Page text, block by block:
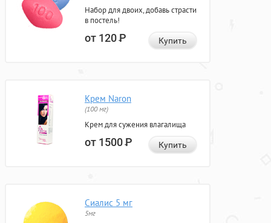
Набор для двоих, добавь страсти
в постель!
от 120Р Купить
Крем Naron
(100 мг)
Крем для сужения влагалища
от 1500Р Купить
Сиалис 5 мг
5мг